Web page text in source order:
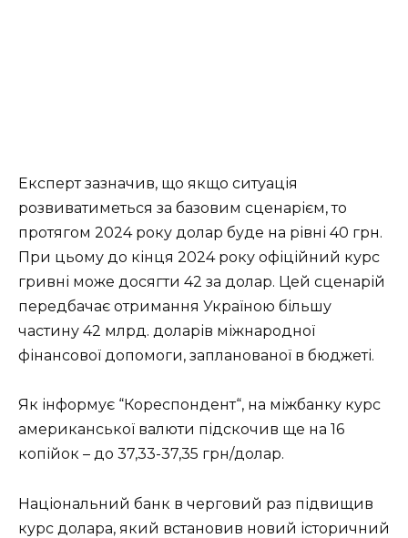
Експерт зазначив, що якщо ситуація
розвиватиметься за базовим сценарієм, то
протягом 2024 року долар буде на рівні 40 грн.
При цьому до кінця 2024 року офіційний курс
гривні може досягти 42 за долар. Цей сценарій
передбачає отримання Україною більшу
частину 42 млрд. доларів міжнародної
фінансової допомоги, запланованої в бюджеті.
Як інформує “Кореспондент“, на міжбанку курс
американської валюти підскочив ще на 16
копійок – до 37,33-37,35 грн/долар.
Національний банк в черговий раз підвищив
курс долара, який встановив новий історичний